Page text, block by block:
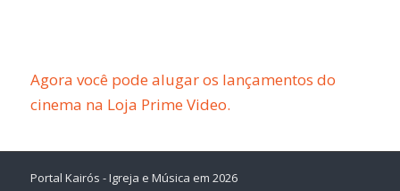
Agora você pode alugar os lançamentos do
cinema na Loja Prime Video.
Portal Kairós - Igreja e Música em 2026